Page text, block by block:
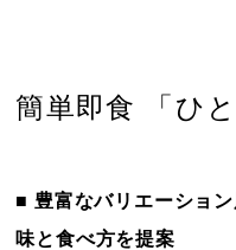
簡単即食 「ひ
■ 豊富なバリエーショ
味と食べ方を提案